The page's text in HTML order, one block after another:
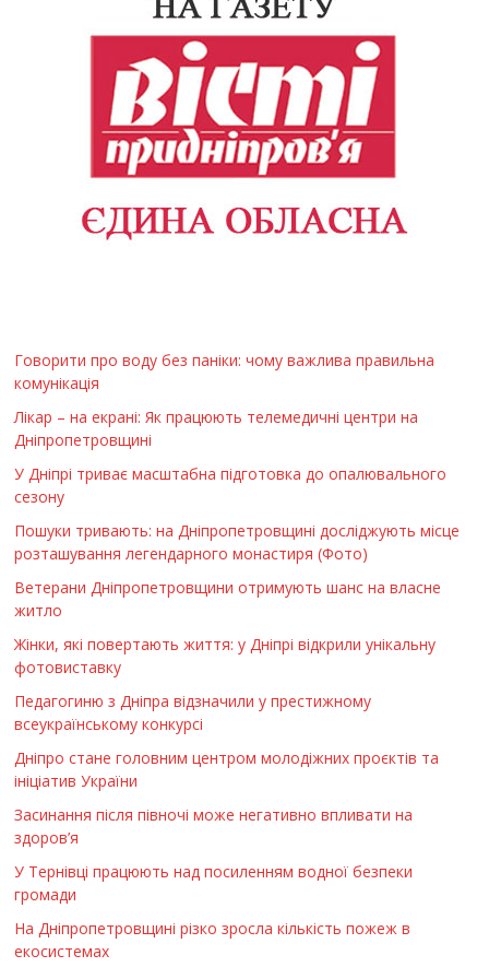
Говорити про воду без паніки: чому важлива правильна
комунікація
Лікар – на екрані: Як працюють телемедичні центри на
Дніпропетровщині
У Дніпрі триває масштабна підготовка до опалювального
сезону
Пошуки тривають: на Дніпропетровщині досліджують місце
розташування легендарного монастиря (Фото)
Ветерани Дніпропетровщини отримують шанс на власне
житло
Жінки, які повертають життя: у Дніпрі відкрили унікальну
фотовиставку
Педагогиню з Дніпра відзначили у престижному
всеукраїнському конкурсі
Дніпро стане головним центром молодіжних проєктів та
ініціатив України
Засинання після півночі може негативно впливати на
здоров’я
У Тернівці працюють над посиленням водної безпеки
громади
На Дніпропетровщині різко зросла кількість пожеж в
екосистемах